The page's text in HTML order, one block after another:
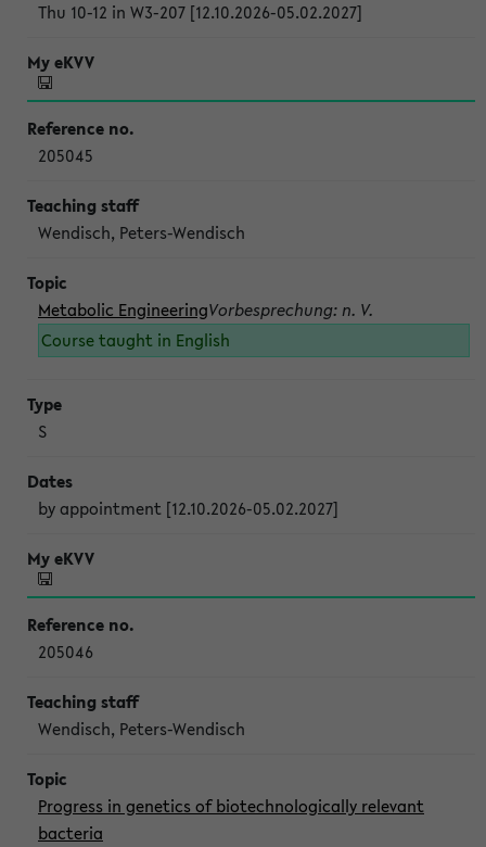
Thu 10-12 in W3-207 [12.10.2026-05.02.2027]
205045
Wendisch, Peters-Wendisch
Metabolic EngineeringVorbesprechung: n. V.
Course taught in English
S
by appointment [12.10.2026-05.02.2027]
205046
Wendisch, Peters-Wendisch
Progress in genetics of biotechnologically relevant
bacteria